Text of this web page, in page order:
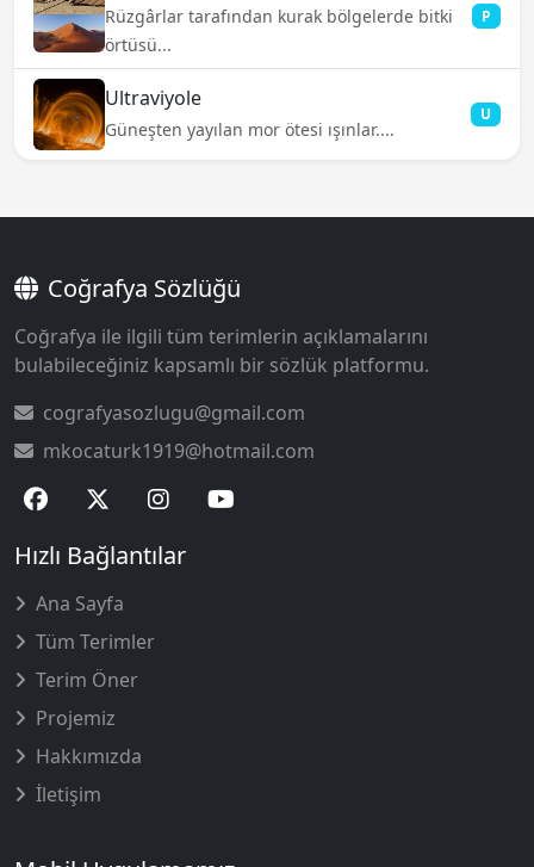
Rüzgârlar tarafından kurak bölgelerde bitki
örtüsü...
P
Ultraviyole
Güneşten yayılan mor ötesi ışınlar....
U
Coğrafya Sözlüğü
Coğrafya ile ilgili tüm terimlerin açıklamalarını
bulabileceğiniz kapsamlı bir sözlük platformu.
cografyasozlugu@gmail.com
mkocaturk1919@hotmail.com
Hızlı Bağlantılar
Ana Sayfa
Tüm Terimler
Terim Öner
Projemiz
Hakkımızda
İletişim